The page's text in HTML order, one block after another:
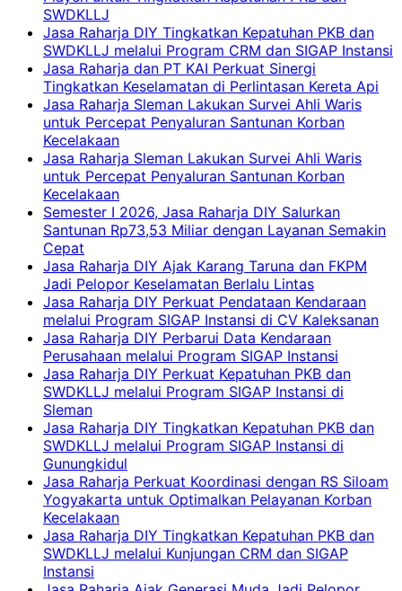
SWDKLLJ
Jasa Raharja DIY Tingkatkan Kepatuhan PKB dan
SWDKLLJ melalui Program CRM dan SIGAP Instansi
Jasa Raharja dan PT KAI Perkuat Sinergi
Tingkatkan Keselamatan di Perlintasan Kereta Api
Jasa Raharja Sleman Lakukan Survei Ahli Waris
untuk Percepat Penyaluran Santunan Korban
Kecelakaan
Jasa Raharja Sleman Lakukan Survei Ahli Waris
untuk Percepat Penyaluran Santunan Korban
Kecelakaan
Semester I 2026, Jasa Raharja DIY Salurkan
Santunan Rp73,53 Miliar dengan Layanan Semakin
Cepat
Jasa Raharja DIY Ajak Karang Taruna dan FKPM
Jadi Pelopor Keselamatan Berlalu Lintas
Jasa Raharja DIY Perkuat Pendataan Kendaraan
melalui Program SIGAP Instansi di CV Kaleksanan
Jasa Raharja DIY Perbarui Data Kendaraan
Perusahaan melalui Program SIGAP Instansi
Jasa Raharja DIY Perkuat Kepatuhan PKB dan
SWDKLLJ melalui Program SIGAP Instansi di
Sleman
Jasa Raharja DIY Tingkatkan Kepatuhan PKB dan
SWDKLLJ melalui Program SIGAP Instansi di
Gunungkidul
Jasa Raharja Perkuat Koordinasi dengan RS Siloam
Yogyakarta untuk Optimalkan Pelayanan Korban
Kecelakaan
Jasa Raharja DIY Tingkatkan Kepatuhan PKB dan
SWDKLLJ melalui Kunjungan CRM dan SIGAP
Instansi